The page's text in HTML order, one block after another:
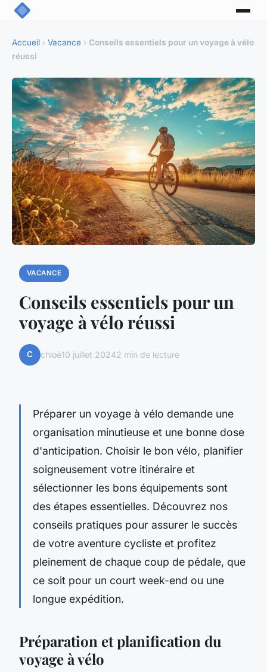
Accueil › Vacance › Conseils essentiels pour un voyage à vélo
réussi
VACANCE
Conseils essentiels pour un
voyage à vélo réussi
C chloé10 juillet 20242 min de lecture
Préparer un voyage à vélo demande une
organisation minutieuse et une bonne dose
d'anticipation. Choisir le bon vélo, planifier
soigneusement votre itinéraire et
sélectionner les bons équipements sont
des étapes essentielles. Découvrez nos
conseils pratiques pour assurer le succès
de votre aventure cycliste et profitez
pleinement de chaque coup de pédale, que
ce soit pour un court week-end ou une
longue expédition.
Préparation et planification du
voyage à vélo